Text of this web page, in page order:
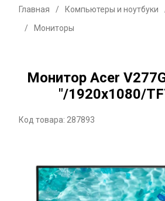
Главная / Компьютеры и ноутбуки
/
Мониторы
Монитор Acer
"/1920x1080/
Код товара: 287893